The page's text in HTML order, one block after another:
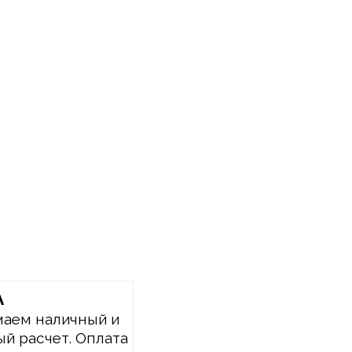
наличный и
расчет. Оплата